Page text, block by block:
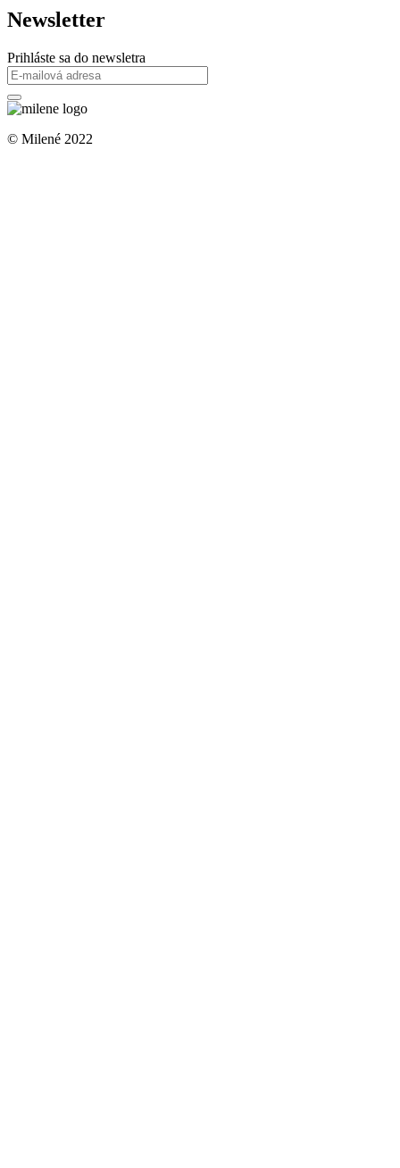
Newsletter
Prihláste sa do newsletra
© Milené 2022